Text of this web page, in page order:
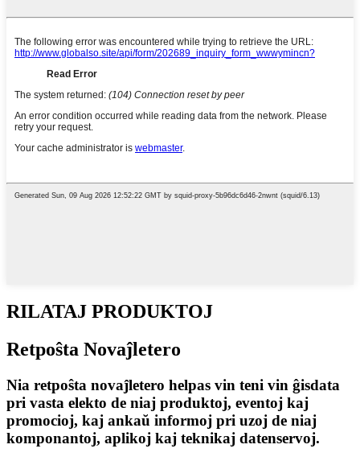
RILATAJ PRODUKTOJ
Retpoŝta Novaĵletero
Nia retpoŝta novaĵletero helpas vin teni vin ĝisdata
pri vasta elekto de niaj produktoj, eventoj kaj
promocioj, kaj ankaŭ informoj pri uzoj de niaj
komponantoj, aplikoj kaj teknikaj datenservoj.